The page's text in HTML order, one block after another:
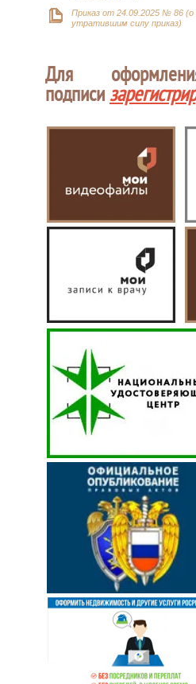
Приказ от 24.09.2025 № 86 (о
утратившим силу приказ)
Для
подписи